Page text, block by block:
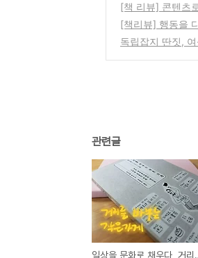
[책 리뷰] 콘텐츠
[책리뷰] 행동을
독립잡지 딴짓,
관련글
일상을 문화